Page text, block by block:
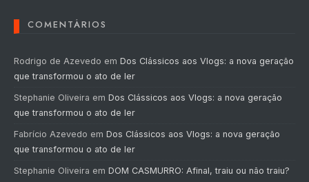
COMENTÁRIOS
Rodrigo de Azevedo em Dos Clássicos aos Vlogs: a nova geração
que transformou o ato de ler
Stephanie Oliveira em Dos Clássicos aos Vlogs: a nova geração
que transformou o ato de ler
Fabrício Azevedo em Dos Clássicos aos Vlogs: a nova geração
que transformou o ato de ler
Stephanie Oliveira em DOM CASMURRO: Afinal, traiu ou não traiu?